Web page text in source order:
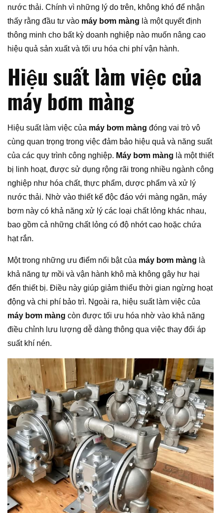
nước thải. Chính vì những lý do trên, không khó để nhận
thấy rằng đầu tư vào máy bơm màng là một quyết định
thông minh cho bất kỳ doanh nghiệp nào muốn nâng cao
hiệu quả sản xuất và tối ưu hóa chi phí vận hành.
Hiệu suất làm việc của
máy bơm màng
Hiệu suất làm việc của máy bơm màng đóng vai trò vô
cùng quan trọng trong việc đảm bảo hiệu quả và năng suất
của các quy trình công nghiệp. Máy bơm màng là một thiết
bị linh hoạt, được sử dụng rộng rãi trong nhiều ngành công
nghiệp như hóa chất, thực phẩm, dược phẩm và xử lý
nước thải. Nhờ vào thiết kế độc đáo với màng ngăn, máy
bơm này có khả năng xử lý các loại chất lỏng khác nhau,
bao gồm cả những chất lỏng có độ nhớt cao hoặc chứa
hạt rắn.
Một trong những ưu điểm nổi bật của máy bơm màng là
khả năng tự mồi và vận hành khô mà không gây hư hại
đến thiết bị. Điều này giúp giảm thiểu thời gian ngừng hoạt
động và chi phí bảo trì. Ngoài ra, hiệu suất làm việc của
máy bơm màng còn được tối ưu hóa nhờ vào khả năng
điều chỉnh lưu lượng dễ dàng thông qua việc thay đổi áp
suất khí nén.